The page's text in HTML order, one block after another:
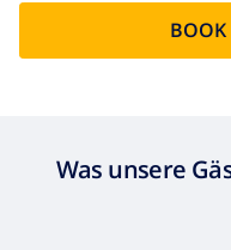
fond:
4.80%
BOOK
Was unsere